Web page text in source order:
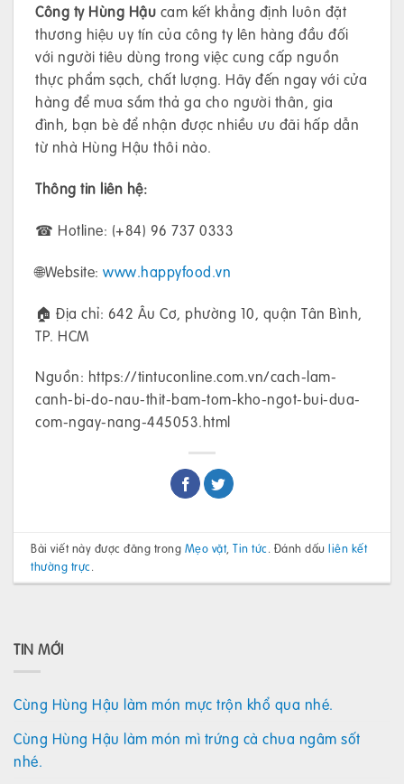
Công ty Hùng Hậu cam kết khẳng định luôn đặt
thương hiệu uy tín của công ty lên hàng đầu đối
với người tiêu dùng trong việc cung cấp nguồn
thực phẩm sạch, chất lượng. Hãy đến ngay với cửa
hàng để mua sắm thả ga cho người thân, gia
đình, bạn bè để nhận được nhiều ưu đãi hấp dẫn
từ nhà Hùng Hậu thôi nào.
Thông tin liên hệ:
☎ Hotline: (+84) 96 737 0333
🌐Website: www.happyfood.vn
🏠 Địa chỉ: 642 Âu Cơ, phường 10, quận Tân Bình,
TP. HCM
Nguồn: https://tintuconline.com.vn/cach-lam-
canh-bi-do-nau-thit-bam-tom-kho-ngot-bui-dua-
com-ngay-nang-445053.html
Bài viết này được đăng trong Mẹo vặt,Tin tức. Đánh dấuliên kết
thường trực.
TIN MỚI
Cùng Hùng Hậu làm món mực trộn khổ qua nhé.
Cùng Hùng Hậu làm món mì trứng cà chua ngâm sốt
nhé.